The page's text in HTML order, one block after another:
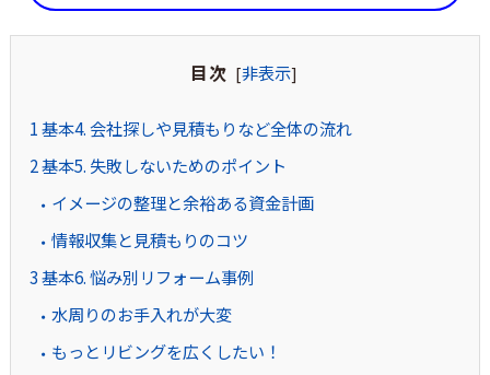
目次 [非表示]
1基本4. 会社探しや見積もりなど全体の流れ
2基本5. 失敗しないためのポイント
イメージの整理と余裕ある資金計画
情報収集と見積もりのコツ
3基本6. 悩み別リフォーム事例
水周りのお手入れが大変
もっとリビングを広くしたい！